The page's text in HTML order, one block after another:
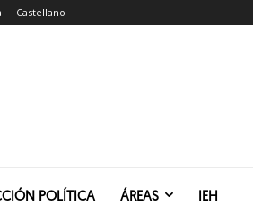
Castellano
POLÍTICA ÁREAS IEH